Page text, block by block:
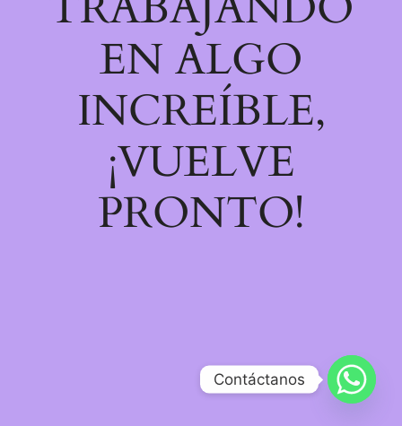
EN ALGO
INCREÍBLE,
¡VUELVE
PRONTO!
Contáctanos